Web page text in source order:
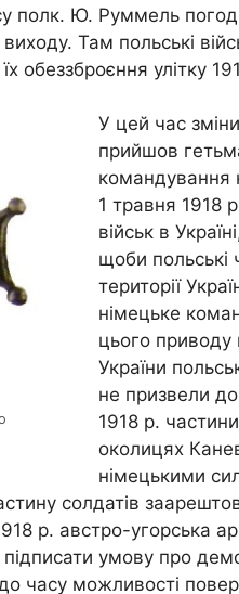
полк. Ю. Руммель
Там польські
обеззброєння улітку
У цей час
прийшов
командування
1 травня 1918
військ в
щоби польські
території
німецьке
цього приводу
України
не призвели до
1918 р.
околицях
німецькими
солдатів
р. австро-угорська
умову про
часу можливості